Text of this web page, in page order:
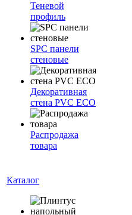
Теневой
профиль
SPC панели
стеновые
Декоративная
стена PVC ECO
Распродажа
товара
Каталог